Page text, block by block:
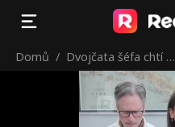
Domů / Dvojčata šéfa chtí m
aminku zpět